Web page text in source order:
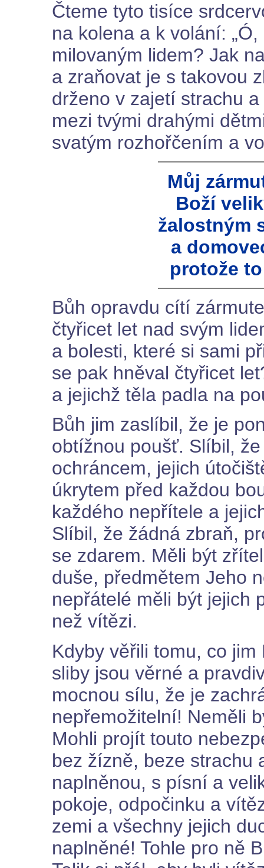
Čteme tyto tisíce
na kolena a k volání:
milovaným lidem? Jak
a zraňovat je s takovou
drženo v zajetí strachu
mezi tvými drahými
svatým rozhořčením a
Můj
Boží
žalostným
a
protože
Bůh opravdu cítí
čtyřicet let nad svým
a bolesti, které si sami
se pak hněval čtyřicet
a jejichž těla padla na
Bůh jim zaslíbil, že je
obtížnou poušť. Slíbil,
ochráncem, jejich
úkrytem před každou
každého nepřítele a
Slíbil, že žádná zbraň,
se zdarem. Měli být
duše, předmětem Jeho
nepřátelé měli být jejich
než vítězi.
Kdyby věřili tomu, co
sliby jsou věrné a
mocnou sílu, že je
nepřemožitelní! Neměli
Mohli projít touto
bez žízně, beze strachu
naplněnou, s písní a
pokoje, odpočinku a
zemi a všechny jejich
naplněné! Tohle pro ně